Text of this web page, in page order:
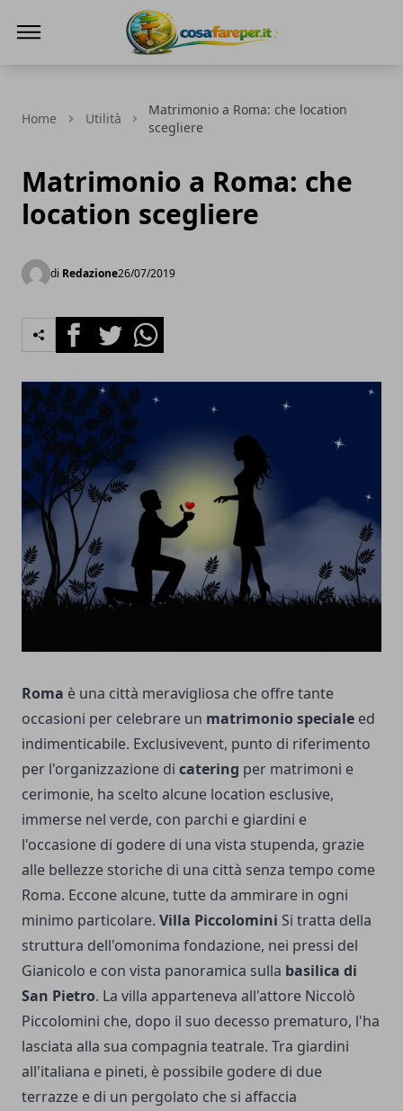
Home Utilità
Matrimonio a Roma: che location
scegliere
Matrimonio a Roma: che
location scegliere
di Redazione26/07/2019
FacebookTwitterWhatsapp
Roma è una città meravigliosa che offre tante
occasioni per celebrare un matrimonio speciale ed
indimenticabile. Exclusivevent, punto di riferimento
per l'organizzazione di catering per matrimoni e
cerimonie, ha scelto alcune location esclusive,
immerse nel verde, con parchi e giardini e
l'occasione di godere di una vista stupenda, grazie
alle bellezze storiche di una città senza tempo come
Roma. Eccone alcune, tutte da ammirare in ogni
minimo particolare. Villa Piccolomini Si tratta della
struttura dell'omonima fondazione, nei pressi del
Gianicolo e con vista panoramica sulla basilica di
San Pietro. La villa apparteneva all'attore Niccolò
Piccolomini che, dopo il suo decesso prematuro, l'ha
lasciata alla sua compagnia teatrale. Tra giardini
all'italiana e pineti, è possibile godere di due
terrazze e di un pergolato che si affaccia